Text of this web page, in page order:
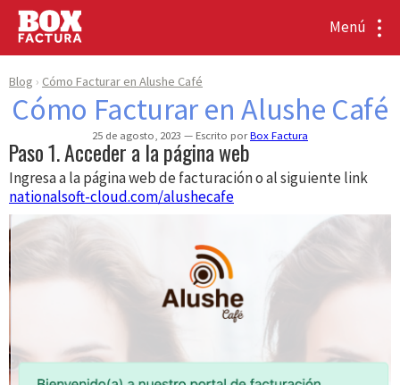
Menú
Blog Cómo Facturar en Alushe Café
Cómo Facturar en Alushe Café
25 de agosto, 2023 Escrito porBox Factura
Paso 1. Acceder a la página web
Ingresa a la página web de facturación o al siguiente link
nationalsoft-cloud.com/alushecafe